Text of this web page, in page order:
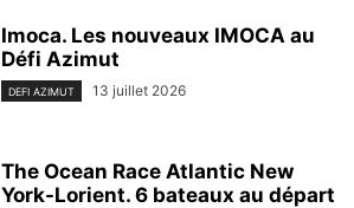
Imoca. Les nouveaux IMOCA au
Défi Azimut
DEFI AZIMUT 13 juillet 2026
The Ocean Race Atlantic New
York-Lorient. 6 bateaux au départ